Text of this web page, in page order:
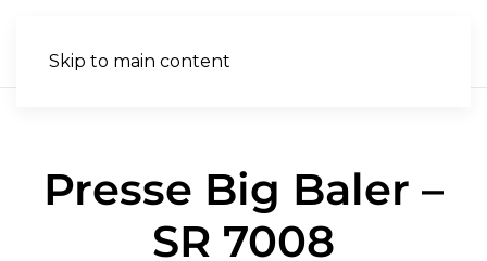
Skip to main content
Presse Big Baler –
SR 7008